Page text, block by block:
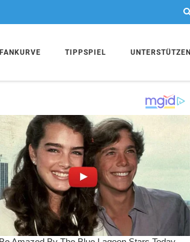
FANKURVE TIPPSPIEL UNTERSTÜTZEN